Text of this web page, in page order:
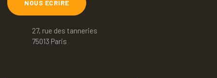
NOUS ÉCRIRE
27, rue des tanneries
75013 Paris